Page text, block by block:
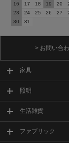
16
17 18 19 20
23
24 25 26 27
30
31
> お問い合
家具
照明
生活雑貨
ファブリック